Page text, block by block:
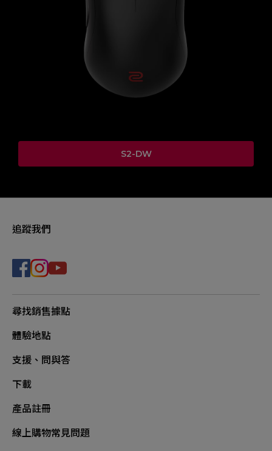
S2-DW
追蹤我們
尋找銷售據點
體驗地點
支援、問與答
下載
產品註冊
線上購物常見問題